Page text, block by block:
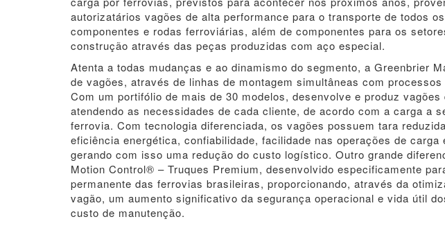
autorizatários vagões de alta performance para o transporte de todos
componentes e rodas ferroviárias, além de componentes para os
construção através das peças produzidas com aço especial.
Atenta a todas mudanças e ao dinamismo do segmento, a Greenbrier
de vagões, através de linhas de montagem simultâneas com
Com um portifólio de mais de 30 modelos, desenvolve e produz
atendendo as necessidades de cada cliente, de acordo com a carga a
ferrovia. Com tecnologia diferenciada, os vagões possuem tara
eficiência energética, confiabilidade, facilidade nas operações de carga
gerando com isso uma redução do custo logístico. Outro grande
Motion Control® – Truques Premium, desenvolvido especificamente
permanente das ferrovias brasileiras, proporcionando, através da
vagão, um aumento significativo da segurança operacional e vida útil
custo de manutenção.